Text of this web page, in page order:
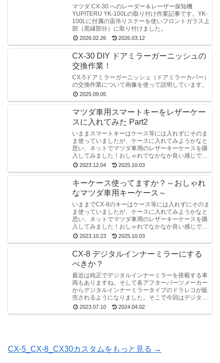
マツダ CX-30 へのレーダー＆レーザー探知機
YUPITERU YK-100Lの取り付け作業記事です。YK-
100Lに付属の宙吊りステーを使いフロントガラス上
部（黒縁部分）に取り付けました。
2026.02.26 2026.03.12
CX-30 DIY ドアミラーガーニッシュの
交換作業！
CX-5ドアミラーガーニッシュ（ドアミラーカバー）
の交換作業について画像を使って説明しています。
2025.09.05
マツダ車用スマートキーをレザーケー
スに入れてみた Part2
いままスマートキーはケース等には入れずにそのま
ま使っていましたが、ケースに入れてみようかなと
思い、ネットでマツダ車用のレザーキーケースを購
入してみました！おしゃれでなかなか良い感じで
す！2023.12.04 2025.10.03
キーケース使ってますか？～おしゃれ
なマツダ車用キーケース～
いままでCX-8のキーはケース等には入れずにそのま
ま使っていましたが、ケースに入れてみようかなと
思い、ネットでマツダ車用のレザーキーケースを購
入してみました！おしゃれでなかなか良い感じで
す！2023.10.23 2025.10.03
CX-8 デジタルインナーミラーにする
べきか？
最近は純正でデジタルインナーミラーを搭載する車
両もありますね。そして各アフターパーツメーカー
からデジタルインナーミラータイプのドラレコが販
売されるようになりました。そこで今回はデジタル
インナーミラーについて考えてみたいと思います。
2023.07.10 2024.04.02
CX-5_CX-8_CX30カスタムをもっと見る →